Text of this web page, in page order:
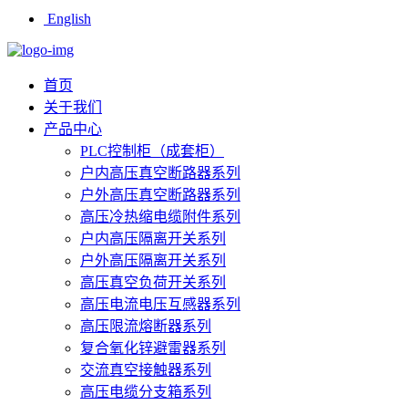
English
首页
关于我们
产品中心
PLC控制柜（成套柜）
户内高压真空断路器系列
户外高压真空断路器系列
高压冷热缩电缆附件系列
户内高压隔离开关系列
户外高压隔离开关系列
高压真空负荷开关系列
高压电流电压互感器系列
高压限流熔断器系列
复合氧化锌避雷器系列
交流真空接触器系列
高压电缆分支箱系列